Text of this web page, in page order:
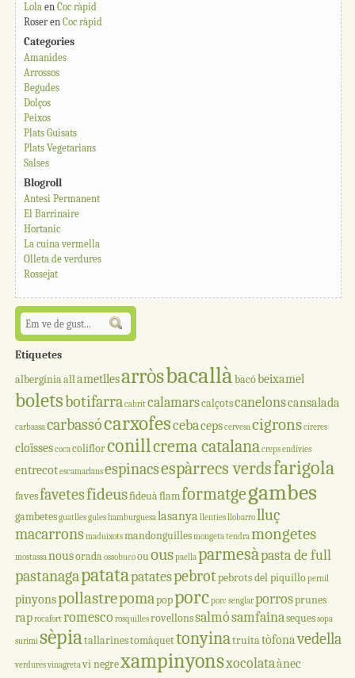
Lola en Coc ràpid
Roser en Coc ràpid
Categories
Amanides
Arrossos
Begudes
Dolços
Peixos
Plats Guisats
Plats Vegetarians
Salses
Blogroll
Antesi Permanent
El Barrinaire
Hortanic
La cuina vermella
Olleta de verdures
Rossejat
Etiquetes
albergíniaallametllesarròsbacallà bacóbeixamel
boletsbotifarracabritcalamarscalçotscanelonscansalada
carbassacarbassócarxofescebacepscervesacigronscireres
cloïssescocacoliflorconillcrema catalanacrepsendívies
entrecotescamarlansespinacsespàrrecs verdsfarigola
favesfavetesfideusfideuàflamformatgegambes
gambetesguatllesguleshamburguesalasanya llentiesllobarrolluç
macarronsmaduixotsmandonguillesmongeta tendramongetes
mostassanousoradaossobucoououspaellaparmesàpasta de full
pastanagapatatapatatespebrot pebrots del piquillopernil
pinyonspollastrepomapopporcporc senglarporrosprunes
raprocafortromesco rosquillesrovellonssalmósamfainasequessopa
surimi sèpiatallarinestomàquettonyinatruitatòfonavedella
verduresvinagretavi negrexampinyonsxocolataànec